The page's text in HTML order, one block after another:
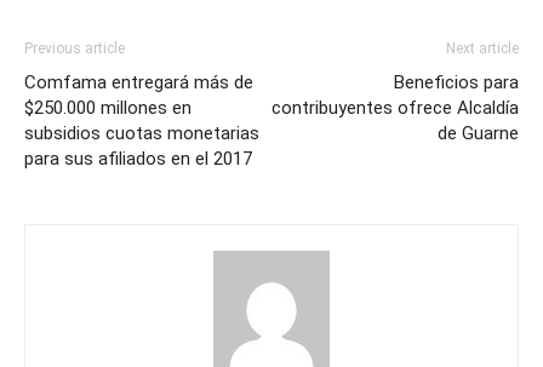
Previous article
Comfama entregará más de
$250.000 millones en
subsidios cuotas monetarias
para sus afiliados en el 2017
Next article
Beneficios para
contribuyentes ofrece Alcaldía
de Guarne